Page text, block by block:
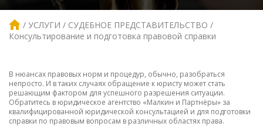
УСЛУГИ
СУДЕБНОЕ ПРЕДСТАВИТЕЛЬСТВО
Консультирование и подготовка правовой справки
В нюансах правовых норм и процедур, обычно, разобраться
непросто. И в таких случаях обращение к юристу может стать
решающим фактором для успешного разрешения ситуации.
Обратитесь в юридическое агентство «Малкин и Партнёры» за
квалифицированной юридической консультацией и для подготовки
справки по правовым вопросам в различных областях права.